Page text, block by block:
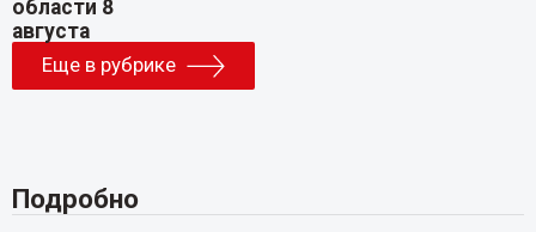
Еще в рубрике
Подробно